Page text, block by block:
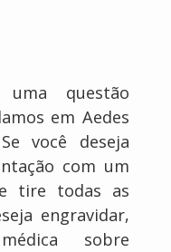
questão
em Aedes
você deseja
com um
tire todas as
engravidar,
sobre